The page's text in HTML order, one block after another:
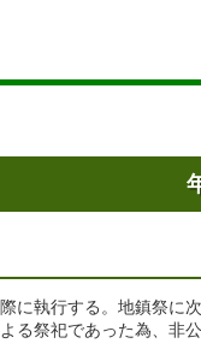
に執行する。地鎮祭
る祭祀であった為、非